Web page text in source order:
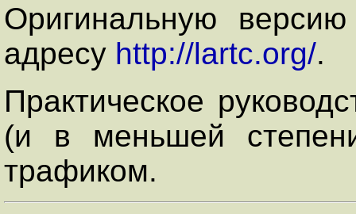
Оригинальную
адресу http://lartc.org/.
Практическое
(и в меньшей
трафиком.